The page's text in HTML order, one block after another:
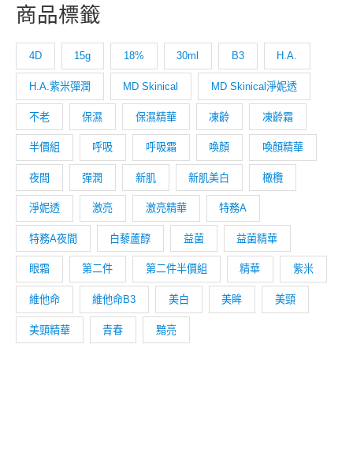
商品標籤
4D 15g 18% 30ml B3 H.A.
H.A.紫米彈潤 MD Skinical MD Skinical淨妮透
不老 保濕 保濕精華 凍齡 凍齡霜
半價組 呼吸 呼吸霜 喚顏 喚顏精華
夜間 彈潤 新肌 新肌美白 橄欖
淨妮透 激亮 激亮精華 特務A
特務A夜間 白藜蘆醇 益菌 益菌精華
眼霜 第二件 第二件半價組 精華 紫米
維他命 維他命B3 美白 美眸 美頸
美頸精華 青春 黯亮